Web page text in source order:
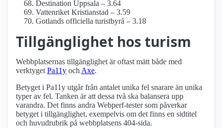
Destination Uppsala – 3.64
Vattenriket Kristianstad – 3.59
Gotlands officiella turistbyrå – 3.18
Tillgänglighet hos turism
Webbplatsernas tillgänglighet är oftast mätt både med
verktyget Pa11y och Axe.
Betyget i Pa11y utgår från antalet unika fel snarare än unika
typer av fel. Tanken är att dessa två ska balansera upp
varandra. Det finns andra Webperf-tester som påverkar
betyget i tillgänglighet, exempelvis om det finns en sidtitel
och huvudrubrik på webbplatsens 404-sida.